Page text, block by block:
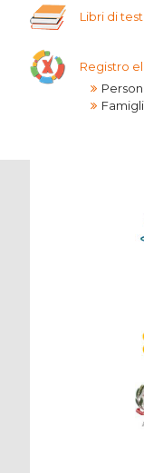
Libri di
Registro